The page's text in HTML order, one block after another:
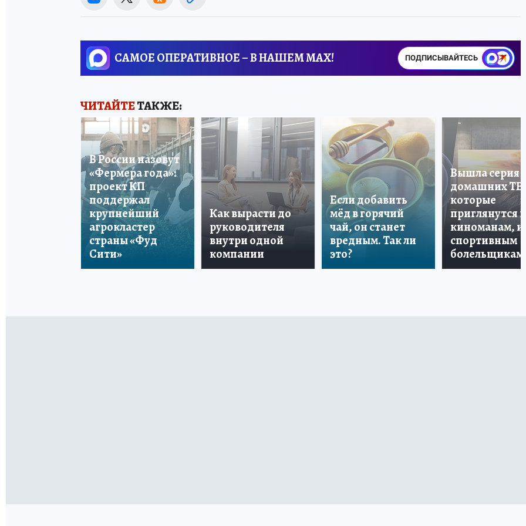
САМОЕ ОПЕРАТИВНОЕ – В НАШЕМ MAX! ПОДПИСЫВАЙТЕСЬ
ЧИТАЙТЕТАКЖЕ:
В России назовут
«Фермера года»:
проект КП
поддержал
крупнейший
агрокластер
страны «Фуд
Сити»
Как вырасти до
руководителя
внутри одной
компании
Если добавить
мёд в горячий
чай, он станет
вредным. Так ли
это?
Вышла серия
домашних ТВ,
которые
приглянутся и
киноманам, и
спортивным
болельщикам